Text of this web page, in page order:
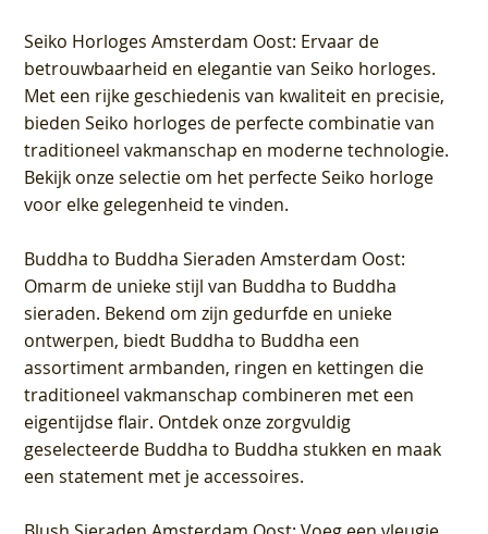
Seiko Horloges Amsterdam Oost: Ervaar de
betrouwbaarheid en elegantie van Seiko horloges.
Met een rijke geschiedenis van kwaliteit en precisie,
bieden Seiko horloges de perfecte combinatie van
traditioneel vakmanschap en moderne technologie.
Bekijk onze selectie om het perfecte Seiko horloge
voor elke gelegenheid te vinden.
Buddha to Buddha Sieraden Amsterdam Oost:
Omarm de unieke stijl van Buddha to Buddha
sieraden. Bekend om zijn gedurfde en unieke
ontwerpen, biedt Buddha to Buddha een
assortiment armbanden, ringen en kettingen die
traditioneel vakmanschap combineren met een
eigentijdse flair. Ontdek onze zorgvuldig
geselecteerde Buddha to Buddha stukken en maak
een statement met je accessoires.